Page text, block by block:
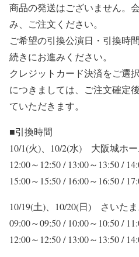
商品の発送はございません。
み、ご注文ください。
ご希望の引換公演日・引換時間
続きにお進みください。
クレジットカード決済をご選
につきましては、ご注文確定
ていただきます。
■引換時間
10/1(火)、10/2(水) 大阪城ホ
12:00～12:50 / 13:00～13:50 /
15:00～15:50 / 16:00～16:50 /
10/19(土)、10/20(日) さいた
09:00～09:50 / 10:00～10:50 /
12:00～12:50 / 13:00～13:50 /